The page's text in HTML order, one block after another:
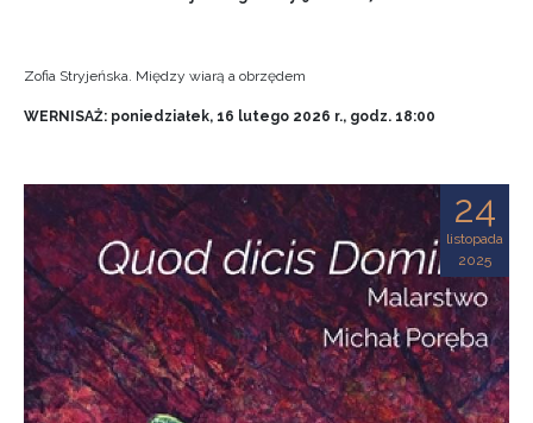
Zofia Stryjeńska. Między wiarą a obrzędem
WERNISAŻ: poniedziałek, 16 lutego 2026 r., godz. 18:00
24
listopada
2025